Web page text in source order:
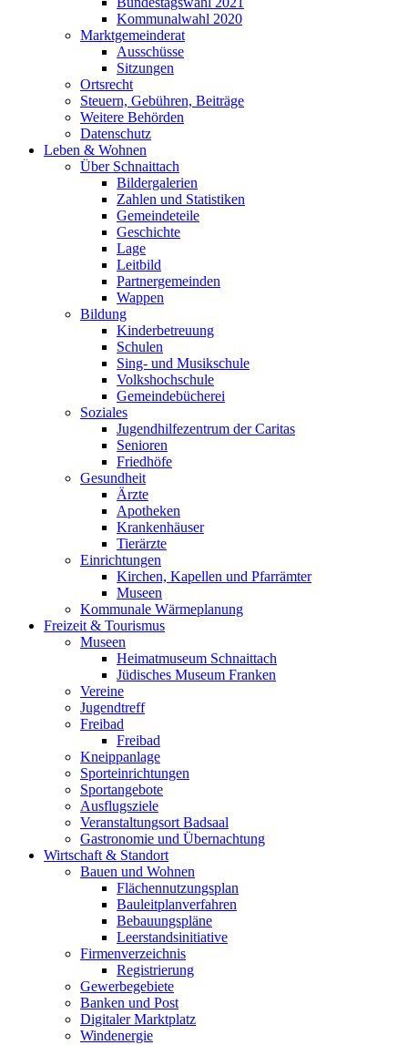
Kommunalwahl 2020
Marktgemeinderat
Ausschüsse
Sitzungen
Ortsrecht
Steuern, Gebühren, Beiträge
Weitere Behörden
Datenschutz
Leben & Wohnen
Über Schnaittach
Bildergalerien
Zahlen und Statistiken
Gemeindeteile
Geschichte
Lage
Leitbild
Partnergemeinden
Wappen
Bildung
Kinderbetreuung
Schulen
Sing- und Musikschule
Volkshochschule
Gemeindebücherei
Soziales
Jugendhilfezentrum der Caritas
Senioren
Friedhöfe
Gesundheit
Ärzte
Apotheken
Krankenhäuser
Tierärzte
Einrichtungen
Kirchen, Kapellen und Pfarrämter
Museen
Kommunale Wärmeplanung
Freizeit & Tourismus
Museen
Heimatmuseum Schnaittach
Jüdisches Museum Franken
Vereine
Jugendtreff
Freibad
Freibad
Kneippanlage
Sporteinrichtungen
Sportangebote
Ausflugsziele
Veranstaltungsort Badsaal
Gastronomie und Übernachtung
Wirtschaft & Standort
Bauen und Wohnen
Flächennutzungsplan
Bauleitplanverfahren
Bebauungspläne
Leerstandsinitiative
Firmenverzeichnis
Registrierung
Gewerbegebiete
Banken und Post
Digitaler Marktplatz
Windenergie